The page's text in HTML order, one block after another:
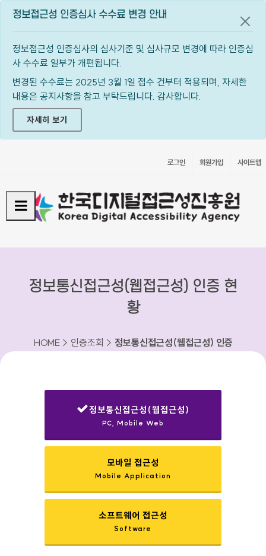
정보접근성 인증심사 수수료 변경 안내
정보접근성 인증심사의 심사기준 및 심사규모 변경에 따라 인증심
사 수수료 일부가 개편됩니다.
변경된 수수료는 2025년 3월 1일 접수 건부터 적용되며, 자세한
내용은 공지사항을 참고 부탁드립니다. 감사합니다.
자세히 보기
공지
로그인 회원가입 사이트맵
정보통신접근성(웹접근성) 인증 현
황
HOME > 인증조회 > 정보통신접근성(웹접근성) 인증
정보통신접근성(웹접근성)
PC, Mobile Web
모바일 접근성
Mobile Application
소프트웨어 접근성
Software